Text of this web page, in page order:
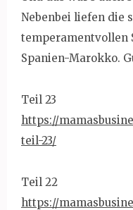
Nebenbei liefen die
temperamentvollen
Spanien-Marokko.
Teil 23
https://
teil-23/
Teil 22
https://